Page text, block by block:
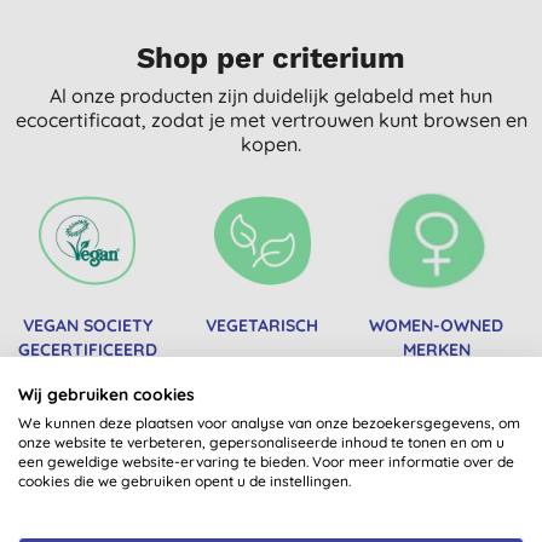
Shop per criterium
Al onze producten zijn duidelijk gelabeld met hun
ecocertificaat, zodat je met vertrouwen kunt browsen en
kopen.
VEGAN SOCIETY
GECERTIFICEERD
VEGETARISCH
WOMEN-OWNED
MERKEN
Wij gebruiken cookies
We kunnen deze plaatsen voor analyse van onze bezoekersgegevens, om
onze website te verbeteren, gepersonaliseerde inhoud te tonen en om u
een geweldige website-ervaring te bieden. Voor meer informatie over de
cookies die we gebruiken opent u de instellingen.